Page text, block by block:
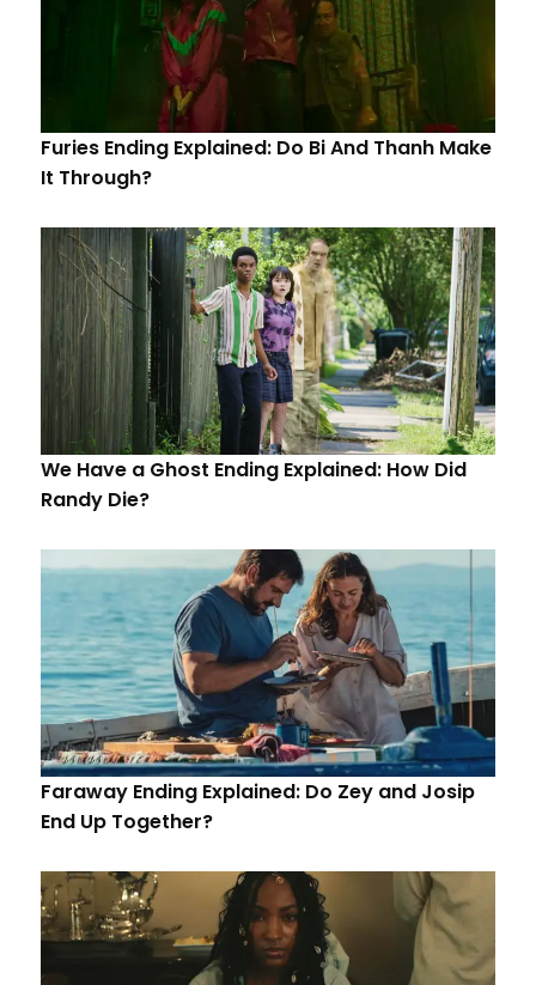
Furies Ending Explained: Do Bi And Thanh Make
It Through?
We Have a Ghost Ending Explained: How Did
Randy Die?
Faraway Ending Explained: Do Zey and Josip
End Up Together?